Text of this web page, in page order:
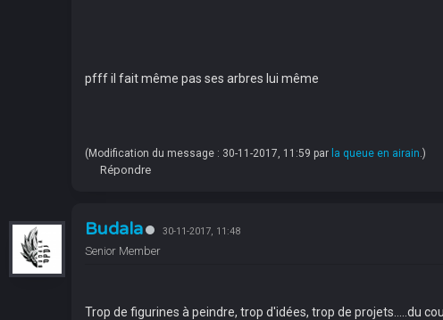
pfff il fait même pas ses arbres lui même
(Modification du message : 30-11-2017, 11:59 par la queue en airain.)
Répondre
Budala 30-11-2017, 11:48
Senior Member
Trop de figurines à peindre, trop d'idées, trop de projets.....du